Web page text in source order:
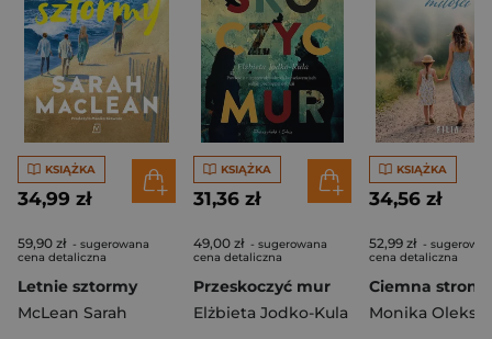
KSIĄŻKA
34,99 zł
59,90 zł - sugerowana
cena detaliczna
Letnie sztormy
McLean Sarah
KSIĄŻKA
31,36 zł
49,00 zł - sugerowana
cena detaliczna
Przeskoczyć mur
Elżbieta Jodko-Kula
KSIĄŻKA
34,56 zł
52,99 zł -
cena detaliczna
Monika Oleksa